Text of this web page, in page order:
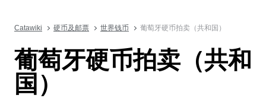
Catawiki 硬币及邮票 世界钱币 葡萄牙硬币拍卖（共和国）
葡萄牙硬币拍卖（共和
国）